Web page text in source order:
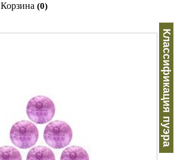
Корзина (0)
Классификация пуэра